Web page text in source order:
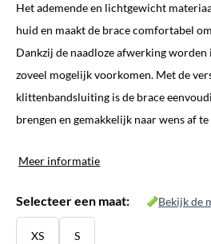
Het ademende en lichtgewicht
huid en maakt de brace comfortabel
Dankzij de naadloze afwerking
zoveel mogelijk voorkomen. Met de
klittenbandsluiting is de brace
brengen en gemakkelijk naar wens af
Meer informatie
Selecteer een maat: Bekijk de
XS S